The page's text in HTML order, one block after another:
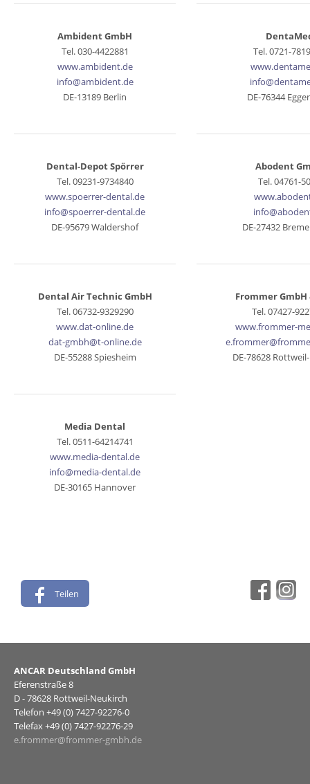
Ambident GmbH
Tel. 030-4422881
www.ambident.de
info@ambident.de
DE-13189 Berlin
Tel. 0721-
DE-76344
Dental-Depot Spörrer
Tel. 09231-9734840
www.spoerrer-dental.de
info@spoerrer-dental.de
DE-95679 Waldershof
Abodent
Tel. 04761-
DE-27432
Dental Air Technic GmbH
Tel. 06732-9329290
www.dat-online.de
dat-gmbh@t-online.de
DE-55288 Spiesheim
Frommer GmbH
Tel. 07427-
www.frommer-
DE-78628
Media Dental
Tel. 0511-64214741
www.media-dental.de
info@media-dental.de
DE-30165 Hannover
Teilen
ANCAR Deutschland GmbH
Eferenstraße 8
D - 78628 Rottweil-Neukirch
Telefon +49 (0) 7427-92276-0
Telefax +49 (0) 7427-92276-29
e.frommer@frommer-gmbh.de